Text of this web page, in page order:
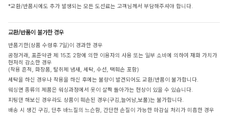
*교환/반품시에도 추가 발생되는 모든 도선료는 고객님께서 부담해주셔야 합니다.
교환/반품이 불가한 경우
반품기한(상품 수령후 7일)이 경과한 경우
공정거래, 표준약관 제 15조 2항에 의한 이용자의 사용 또는 일부 소비에 의하여 재화 가치가
현저히 감소한 경우
(착용 흔적, 화장품, 탈취제 냄새, 세탁, 수선, 택훼손 포함)
세탁을 하신 경우나 착용을 하신 후에는 불량이 발견되어도 교환/반품이 불가합니다.
워싱면 종류의 제품은 워싱과정에서 옷이 살짝 돌아가는 현상이 있을 수 있습니다.
피팅만 해보신 경우라도 상품이 훼손된 경우(구김,늘어남,보풀)는 불가합니다.
배송 시 생긴 구김, 단추 바느질의 느슨함, 간단한 손질이 가능한 마감실 처리가 미흡한 경우